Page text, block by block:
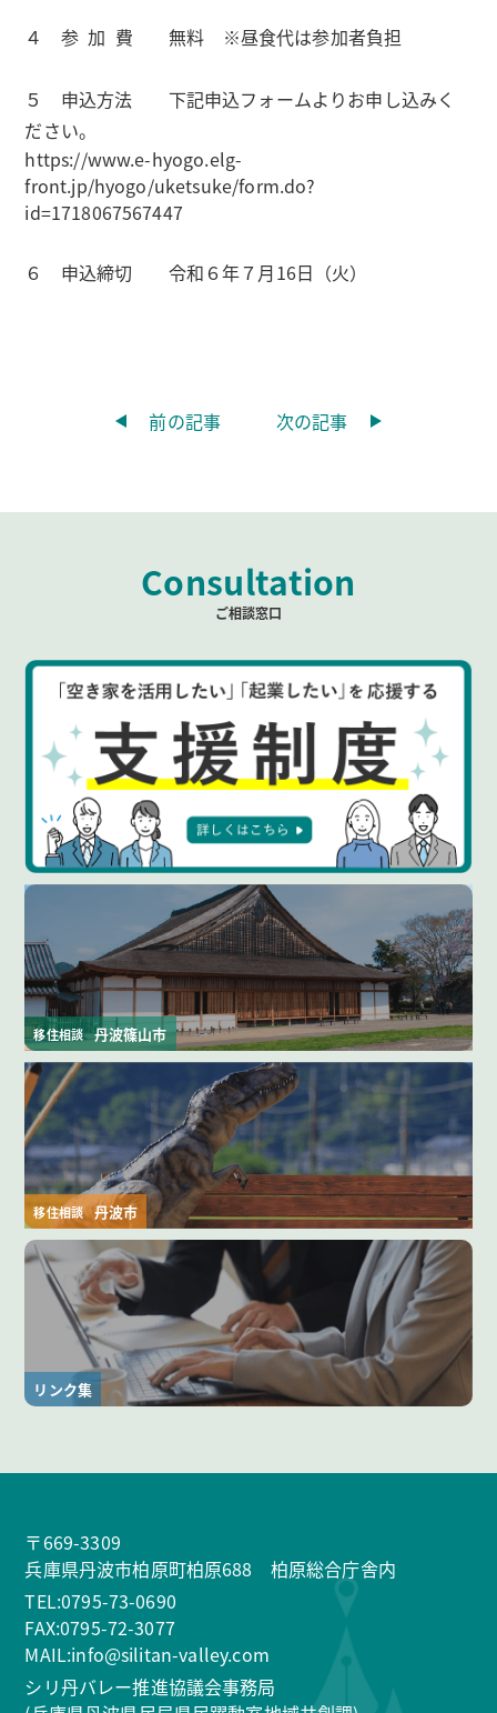
４ 参 加 費 無料 ※昼食代は参加者負担
５ 申込方法 下記申込フォームよりお申し込みく
ださい。
https://www.e-hyogo.elg-
front.jp/hyogo/uketsuke/form.do?
id=1718067567447
６ 申込締切 令和６年７月16日（火）
前の記事 次の記事
Consultation
ご相談窓口
移住相談 丹波篠山市
移住相談 丹波市
リンク集
〒669-3309
兵庫県丹波市柏原町柏原688 柏原総合庁舎内
TEL:0795-73-0690
FAX:0795-72-3077
MAIL:info@silitan-valley.com
シリ丹バレー推進協議会事務局